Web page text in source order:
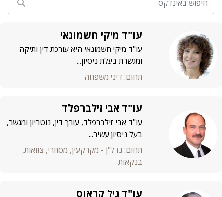
עו"ד מיקי חשמונאי
עו"ד מיקי חשמונאי היא עורכת דין ותיקה
ומגשרת בעלת ניסיון...
תחום: דיני משפחה
עו"ד אבי זילברפלד
עו"ד אבי זילברפלד, עורך דין, נוטריון ומגשר,
בעל ניסיון עשיר...
תחום: נדל"ן - מקרקעין, מסחרי, צוואות,
בנקאות
עו"ד גיל קראוס